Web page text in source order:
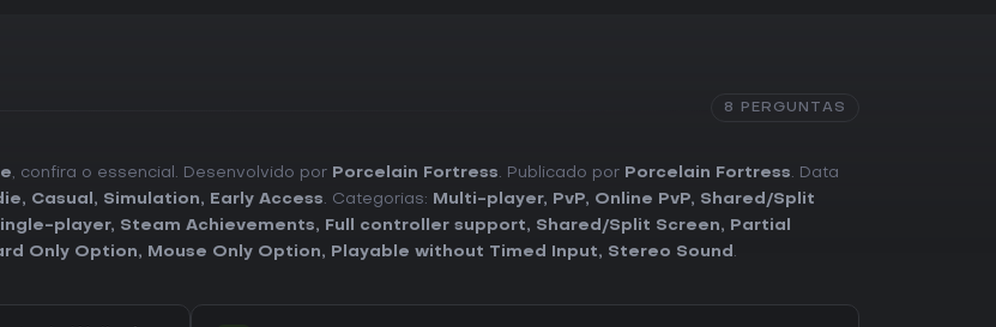
8 PERGUNTAS
, confira o essencial. Desenvolvido por Porcelain Fortress. Publicado por Porcelain Fortress. Data
, Casual , Simulation, Early Access. Categorias: Multi-player, PvP, Online PvP, Shared/Split
player, Steam Achievements, Full controller support, Shared/Split Screen,
Partial
Only Option, Mouse Only Option, Playable without Timed Input, Stereo Sound .